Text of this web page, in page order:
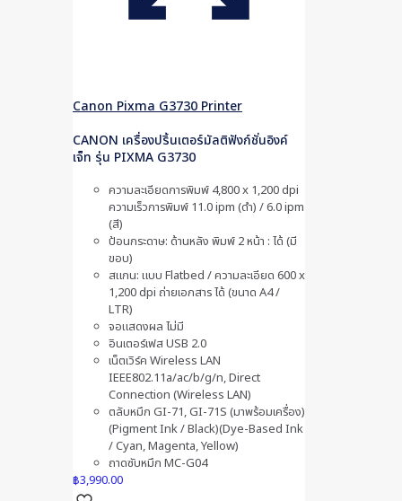
Canon Pixma G3730 Printer
CANON เครื่องปริ้นเตอร์มัลติฟังก์ชั่นอิงค์
เจ็ท รุ่น PIXMA G3730
ความละเอียดการพิมพ์ 4,800 x 1,200 dpi
ความเร็วการพิมพ์ 11.0 ipm (ดำ) / 6.0 ipm
(สี)
ป้อนกระดาษ: ด้านหลัง พิมพ์ 2 หน้า : ได้ (มี
ขอบ)
สแกน: แบบ Flatbed / ความละเอียด 600 x
1,200 dpi ถ่ายเอกสาร ได้ (ขนาด A4 /
LTR)
จอแสดงผล ไม่มี
อินเตอร์เฟส USB 2.0
เน็ตเวิร์ค Wireless LAN
IEEE802.11a/ac/b/g/n, Direct
Connection (Wireless LAN)
ตลับหมึก GI-71, GI-71S (มาพร้อมเครื่อง)
(Pigment Ink / Black)(Dye-Based Ink
/ Cyan, Magenta, Yellow)
ถาดซับหมึก MC-G04
฿3,990.00